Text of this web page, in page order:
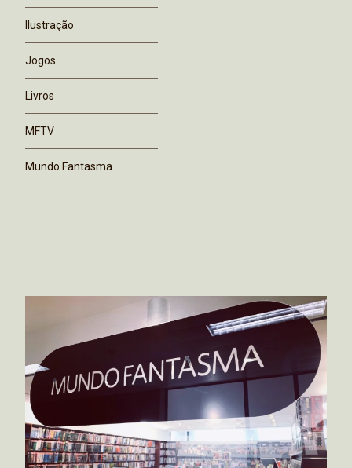
Ilustração
Jogos
Livros
MFTV
Mundo Fantasma